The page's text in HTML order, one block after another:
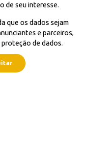
de seu interesse.
que os dados sejam
e parceiros,
de dados.